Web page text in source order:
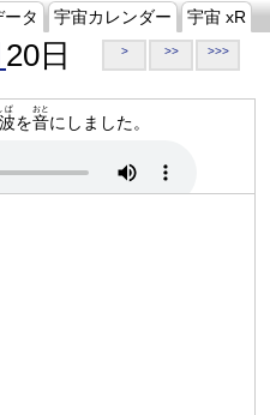
ータ 宇宙カレンダー 宇宙 xR
20日 > >> >>>
ぱ
を音
おと
にしました。